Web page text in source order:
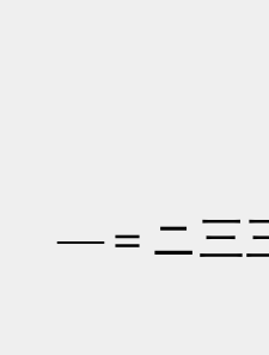
|
＿_|＿
―＝ニ三